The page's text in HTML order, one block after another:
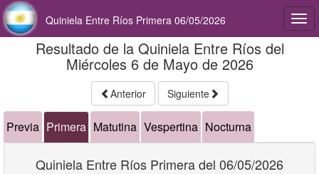
Quiniela Entre Ríos Primera 06/05/2026
Resultado de la Quiniela Entre Ríos del
Miércoles 6 de Mayo de 2026
Anterior Siguiente
Previa Primera Matutina Vespertina Nocturna
Quiniela Entre Ríos Primera del 06/05/2026